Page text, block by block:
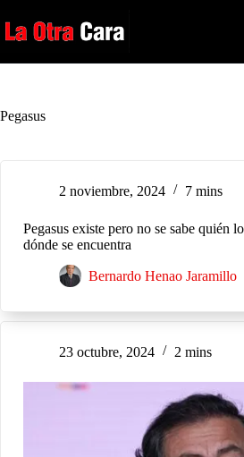
al
contenido
Pegasus
2 noviembre, 2024 7 mins
Pegasus existe pero no se sabe quién
dónde se encuentra
Bernardo Henao Jaramillo
23 octubre, 2024 2 mins